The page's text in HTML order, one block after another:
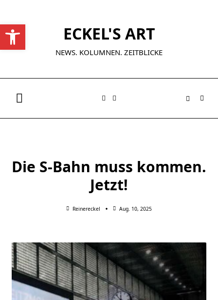
Werkzeugleiste öffnen
content
ECKEL'S ART
NEWS. KOLUMNEN. ZEITBLICKE
Die S-Bahn muss kommen.
Jetzt!
Reinereckel Aug. 10, 2025